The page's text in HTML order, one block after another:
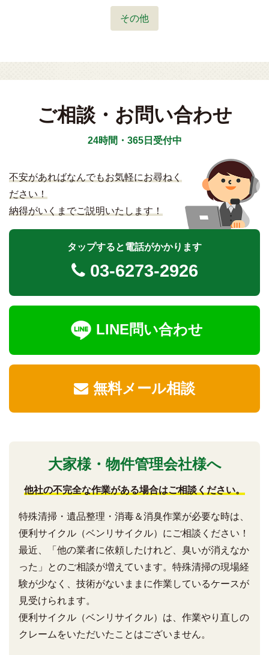
その他
ご相談・お問い合わせ
24時間・365日受付中
不安があればなんでもお気軽にお尋ねく
ださい！
納得がいくまでご説明いたします！
タップすると電話がかかります
03-6273-2926
LINE問い合わせ
無料メール相談
大家様・物件管理会社様へ
他社の不完全な作業がある場合はご相談ください。
特殊清掃・遺品整理・消毒＆消臭作業が必要な時は、
便利サイクル（ベンリサイクル）にご相談ください！
最近、「他の業者に依頼したけれど、臭いが消えなか
った」とのご相談が増えています。特殊清掃の現場経
験が少なく、技術がないままに作業しているケースが
見受けられます。
便利サイクル（ベンリサイクル）は、作業やり直しの
クレームをいただいたことはございません。